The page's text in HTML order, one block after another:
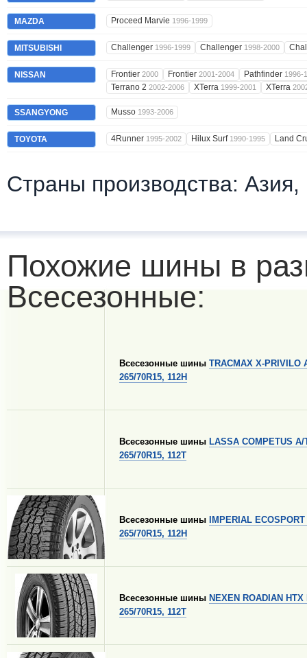
MAZDA Proceed Marvie 1996-1999
MITSUBISHI Challenger 1996-1999 Challenger 1998-2000
NISSAN Frontier 2000 Frontier 2001-2004 Pathfinder 1996-
Terrano 2 2002-2006 XTerra 1999-2001 XTerra
SSANGYONG Musso 1993-2006
TOYOTA 4Runner 1995-2002 Hilux Surf 1990-1995 Land
Страны производства: Азия,
Похожие шины в
Всесезонные:
Всесезонные шины TRACMAX X-PRIVILO
265/70R15, 112H
Всесезонные шины LASSA COMPETUS A/
265/70R15, 112T
Всесезонные шины
IMPERIAL
265/70R15, 112H
Всесезонные шины NEXEN ROADIAN HTX
265/70R15, 112T